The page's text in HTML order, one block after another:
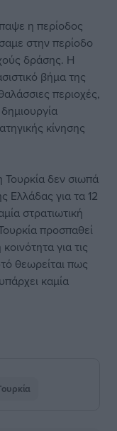
η περίοδος
στην περίοδο
δράσης. Η
βήμα της
περιοχές,
κίνησης
Τουρκία δεν σιωπά
Ελλάδας για τα 12
στρατιωτική
προσπαθεί
για τις
θεωρείται πως
καμία